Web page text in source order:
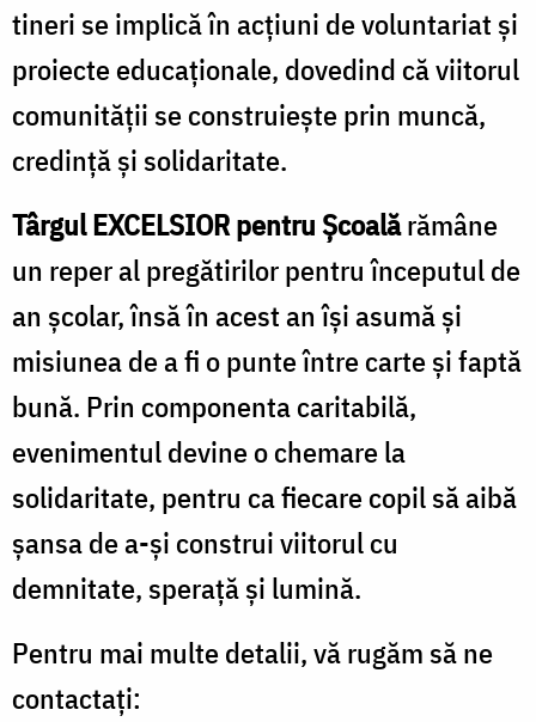
tineri se implică în acțiuni de voluntariat și
proiecte educaționale, dovedind că viitorul
comunității se construiește prin muncă,
credință și solidaritate.
Târgul EXCELSIOR pentru Școalărămâne
un reper al pregătirilor pentru începutul de
an școlar, însă în acest an își asumă și
misiunea de a fi o punte între carte și faptă
bună. Prin componenta caritabilă,
evenimentul devine o chemare la
solidaritate, pentru cafiecare copil să aibă
șansa de a-și construi viitorul cu
demnitate, sperață și lumină.
Pentru mai multe detalii, vă rugăm să ne
contactați: